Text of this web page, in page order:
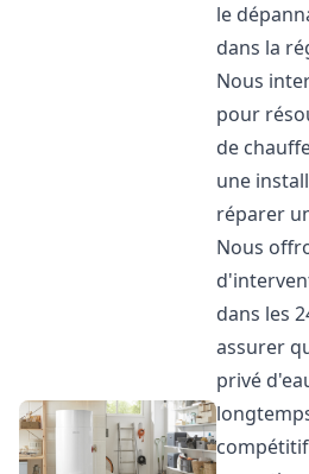
le
dans la
Nous
pour
de
une
réparer
Nous
dans les
assurer
privé